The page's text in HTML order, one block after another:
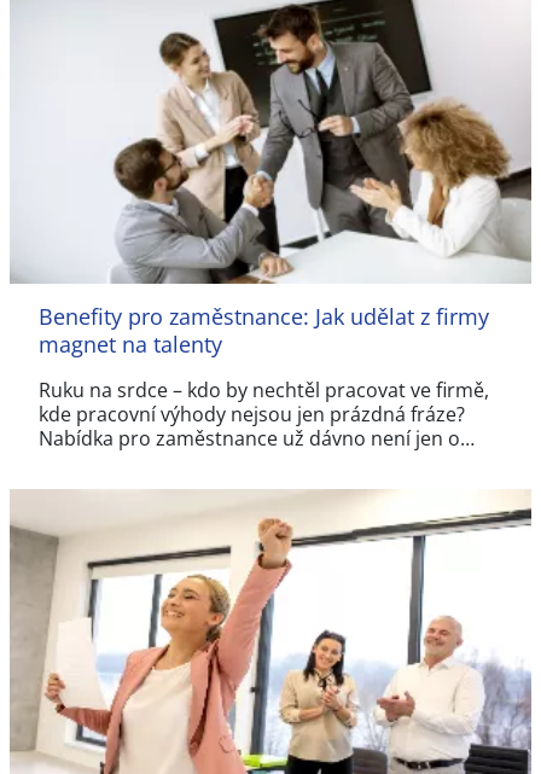
Benefity pro zaměstnance: Jak udělat z firmy
magnet na talenty
Ruku na srdce – kdo by nechtěl pracovat ve firmě,
kde pracovní výhody nejsou jen prázdná fráze?
Nabídka pro zaměstnance už dávno není jen o…